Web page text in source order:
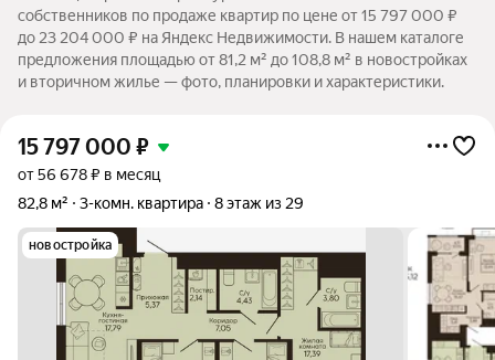
собственников по продаже квартир по цене от 15 797 000 ₽
до 23 204 000 ₽ на Яндекс Недвижимости. В нашем каталоге
предложения площадью от 81,2 м² до 108,8 м² в новостройках
и вторичном жилье — фото, планировки и характеристики.
15 797 000 ₽
от 56 678 ₽ в месяц
82,8 м²
3-комн. квартира 8 этаж из 29
новостройка